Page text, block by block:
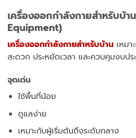
เครื่องออกกำลังกายสำหรับบ้า
Equipment)
เครื่องออกกำลังกายสำหรับบ้าน เหม
สะดวก ประหยัดเวลา และควบคุมงบป
จุดเด่น
ใช้พื้นที่น้อย
ดูแลง่าย
เหมาะกับผู้เริ่มต้นถึงระดับกลาง